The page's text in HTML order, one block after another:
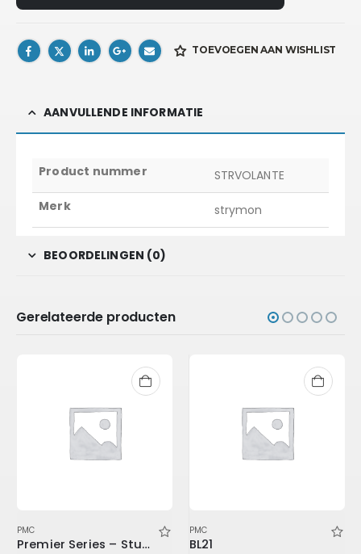
TOEVOEGEN AAN WISHLIST
AANVULLENDE INFORMATIE
Product nummer
STRVOLANTE
Merk
strymon
BEOORDELINGEN (0)
Gerelateerde producten
PMC
Premier Series – Studio & Live XLR Cable 15′ (4.6 m)
PMC
BL21